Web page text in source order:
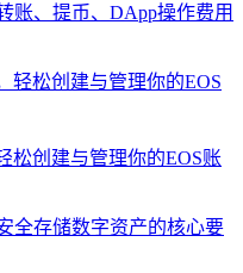
账、提币、DApp操作费用
松创建与管理你的EOS账